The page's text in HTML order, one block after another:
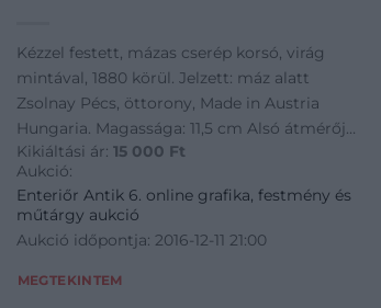
Kézzel festett, mázas cserép korsó, virág
mintával, 1880 körül. Jelzett: máz alatt
Zsolnay Pécs, öttorony, Made in Austria
Hungaria. Magassága: 11,5 cm Alsó átmérője:
9,5 cm Formaszám: 1062 Állapot: Hibátlan
Kikiáltási ár: 15 000 Ft
Aukció:
Enteriőr Antik 6. online grafika, festmény és
műtárgy aukció
Aukció időpontja: 2016-12-11 21:00
MEGTEKINTEM